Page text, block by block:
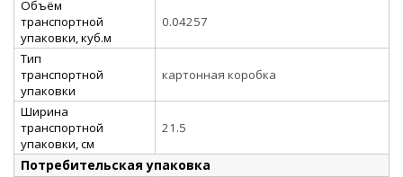
Объём
транспортной
упаковки, куб.м
0.04257
Тип
транспортной
упаковки
картонная коробка
Ширина
транспортной
упаковки, см
21.5
Потребительская упаковка